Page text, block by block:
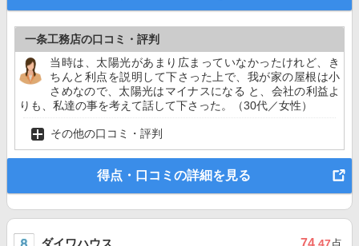
一条工務店の口コミ・評判
当時は、太陽光があまり広まっていなかったけれど、き
ちんと利点を説明して下さった上で、我が家の屋根は小
さめなので、太陽光はマイナスになる と、会社の利益よ
りも、私達の事を考えて話して下さった。（30代／女性）
その他の口コミ・評判
得点・口コミの詳細を見る
ダイワハウス 74